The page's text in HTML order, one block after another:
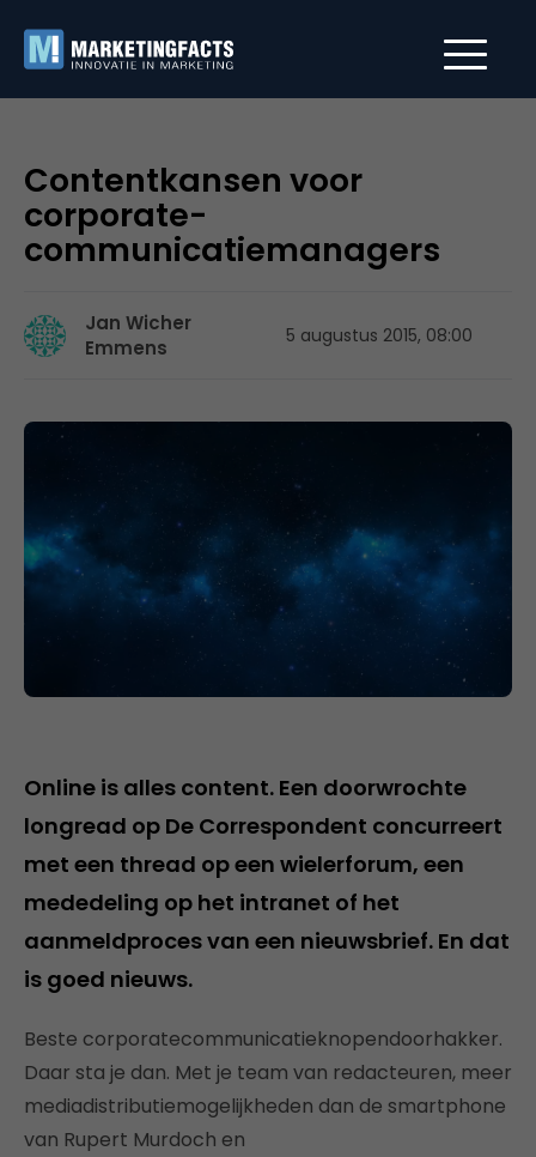
Contentkansen voor
corporate-
communicatiemanagers
Jan Wicher
Emmens
5 augustus 2015, 08:00
Online is alles content. Een doorwrochte
longread op De Correspondent concurreert
met een thread op een wielerforum, een
mededeling op het intranet of het
aanmeldproces van een nieuwsbrief. En dat
is goed nieuws.
Beste corporatecommunicatieknopendoorhakker.
Daar sta je dan. Met je team van redacteuren, meer
mediadistributiemogelijkheden dan de smartphone
van Rupert Murdoch en